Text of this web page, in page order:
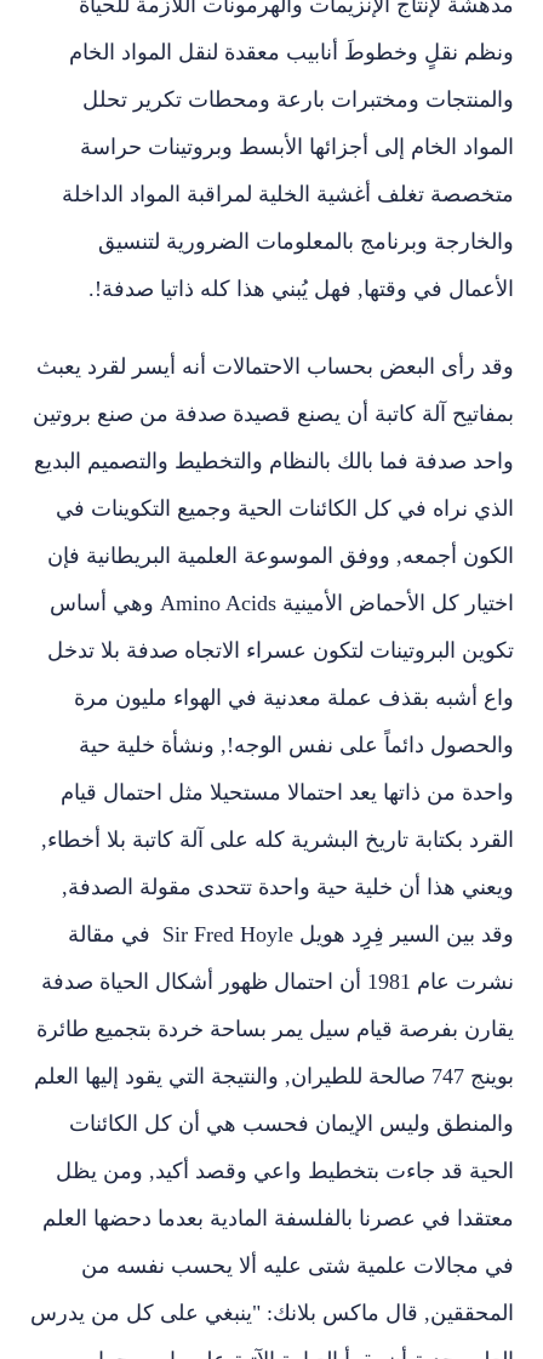
ونظم نقلٍ وخطوطَ أنابيب معقدة لنقل المواد الخام
والمنتجات ومختبرات بارعة ومحطات تكرير تحلل
المواد الخام إلى أجزائها الأبسط وبروتينات حراسة
متخصصة تغلف أغشية الخلية لمراقبة المواد الداخلة
والخارجة وبرنامج بالمعلومات الضرورية لتنسيق
الأعمال في وقتها, فهل يُبني هذا كله ذاتيا صدفة!.
وقد رأى البعض بحساب الاحتمالات أنه أيسر لقرد يعبث
بمفاتيح آلة كاتبة أن يصنع قصيدة صدفة من صنع بروتين
واحد صدفة فما بالك بالنظام والتخطيط والتصميم البديع
الذي نراه في كل الكائنات الحية وجميع التكوينات في
الكون أجمعه, ووفق الموسوعة العلمية البريطانية فإن
اختيار كل الأحماض الأمينية Amino Acids وهي أساس
تكوين البروتينات لتكون عسراء الاتجاه صدفة بلا تدخل
واع أشبه بقذف عملة معدنية في الهواء مليون مرة
والحصول دائماً على نفس الوجه!, ونشأة خلية حية
واحدة من ذاتها يعد احتمالا مستحيلا مثل احتمال قيام
القرد بكتابة تاريخ البشرية كله على آلة كاتبة بلا أخطاء,
ويعني هذا أن خلية حية واحدة تتحدى مقولة الصدفة,
وقد بين السير فِرِِد هويل Sir Fred Hoyle في مقالة
نشرت عام 1981 أن احتمال ظهور أشكال الحياة صدفة
يقارن بفرصة قيام سيل يمر بساحة خردة بتجميع طائرة
بوينج 747 صالحة للطيران, والنتيجة التي يقود إليها العلم
والمنطق وليس الإيمان فحسب هي أن كل الكائنات
الحية قد جاءت بتخطيط واعي وقصد أكيد, ومن يظل
معتقدا في عصرنا بالفلسفة المادية بعدما دحضها العلم
في مجالات علمية شتى عليه ألا يحسب نفسه من
المحققين, قال ماكس بلانك: "ينبغي على كل من يدرس